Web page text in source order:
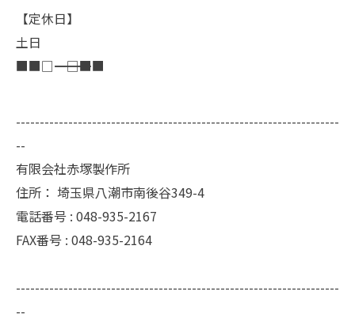
【定休日】
土日
■■□―――――――――――――――――――□■■
--------------------------------------------------------------------
--
有限会社赤塚製作所
住所： 埼玉県八潮市南後谷349-4
電話番号 : 048-935-2167
FAX番号 : 048-935-2164
--------------------------------------------------------------------
--